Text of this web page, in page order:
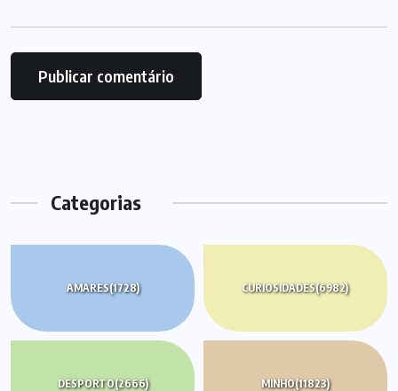
Categorias
AMARES(1728) CURIOSIDADES(6982)
DESPORTO(2666) MINHO(11823)